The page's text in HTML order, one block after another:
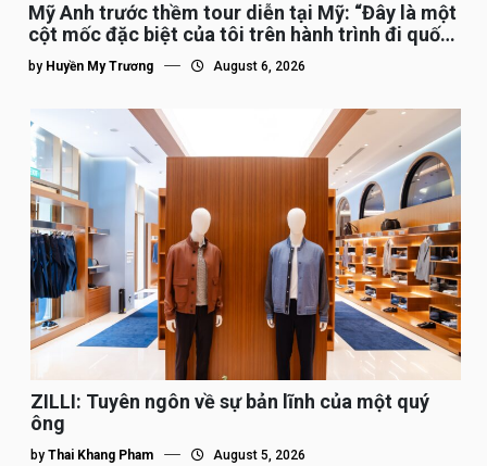
Mỹ Anh trước thềm tour diễn tại Mỹ: “Đây là một
cột mốc đặc biệt của tôi trên hành trình đi quốc
tế”
by Huyền My Trương August 6, 2026
ZILLI: Tuyên ngôn về sự bản lĩnh của một quý
ông
by Thai Khang Pham August 5, 2026